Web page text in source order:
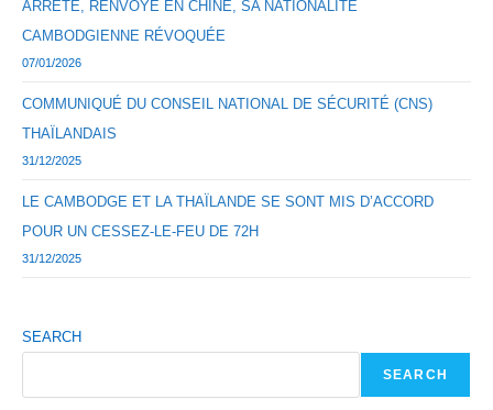
ARRÊTÉ, RENVOYÉ EN CHINE, SA NATIONALITÉ
CAMBODGIENNE RÉVOQUÉE
07/01/2026
COMMUNIQUÉ DU CONSEIL NATIONAL DE SÉCURITÉ (CNS)
THAÏLANDAIS
31/12/2025
LE CAMBODGE ET LA THAÏLANDE SE SONT MIS D’ACCORD
POUR UN CESSEZ-LE-FEU DE 72H
31/12/2025
SEARCH
SEARCH